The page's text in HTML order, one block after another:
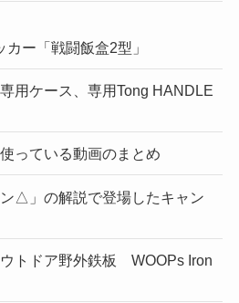
ー「戦闘飯盒2型」
用ケース、専用Tong HANDLE
っている動画のまとめ
△」の解説で登場したキャン
トドア野外鉄板 WOOPs Iron